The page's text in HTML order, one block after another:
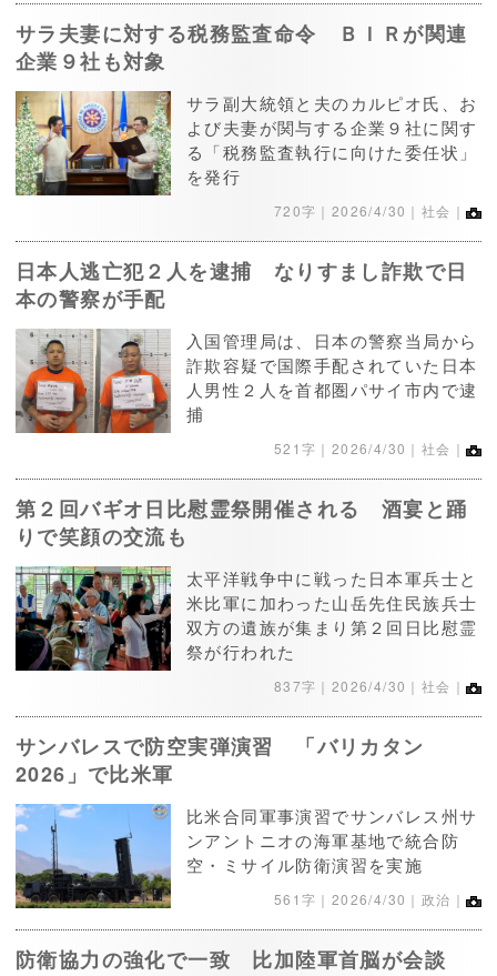
サラ夫妻に対する税務監査命令 ＢＩＲが関連
企業９社も対象
サラ副大統領と夫のカルピオ氏、お
よび夫妻が関与する企業９社に関す
る「税務監査執行に向けた委任状」
を発行
720字｜ 2026/4/30 ｜社会｜
日本人逃亡犯２人を逮捕 なりすまし詐欺で日
本の警察が手配
入国管理局は、日本の警察当局から
詐欺容疑で国際手配されていた日本
人男性２人を首都圏パサイ市内で逮
捕
521字｜ 2026/4/30 ｜社会｜
第２回バギオ日比慰霊祭開催される 酒宴と踊
りで笑顔の交流も
太平洋戦争中に戦った日本軍兵士と
米比軍に加わった山岳先住民族兵士
双方の遺族が集まり第２回日比慰霊
祭が行われた
837字｜ 2026/4/30 ｜社会｜
サンバレスで防空実弾演習 「バリカタン
2026」で比米軍
比米合同軍事演習でサンバレス州サ
ンアントニオの海軍基地で統合防
空・ミサイル防衛演習を実施
561字｜ 2026/4/30 ｜政治｜
防衛協力の強化で一致 比加陸軍首脳が会談